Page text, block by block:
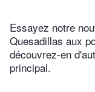
Essayez notre
Quesadillas aux
découvrez-en
principal.